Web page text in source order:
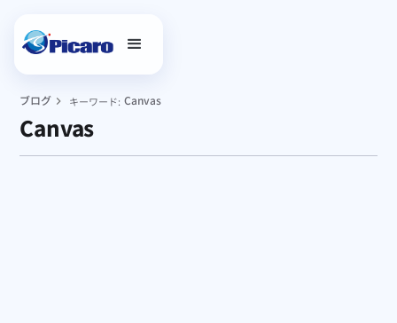
ブログ キーワード: Canvas
Canvas